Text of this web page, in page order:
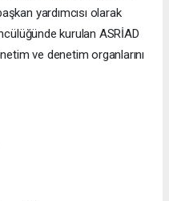
yardımcısı olarak
kurulan ASRİAD
ve denetim organlarını